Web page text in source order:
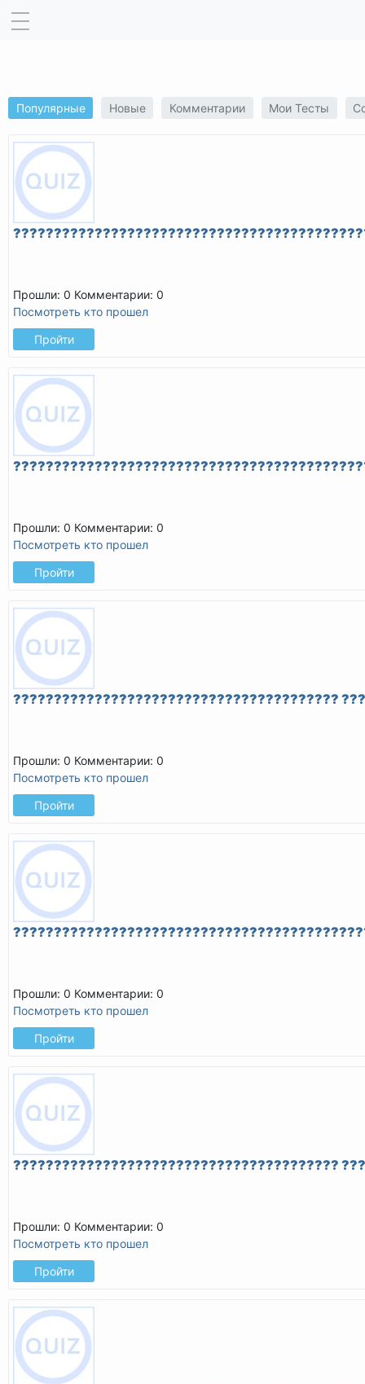
Популярные Новые Комментарии Мои Тесты
Прошли: 0 Комментарии: 0
Посмотреть кто прошел
Пройти
Прошли: 0 Комментарии: 0
Посмотреть кто прошел
Пройти
????????????????????????????????????????
Прошли: 0 Комментарии: 0
Посмотреть кто прошел
Пройти
Прошли: 0 Комментарии: 0
Посмотреть кто прошел
Пройти
????????????????????????????????????????
Прошли: 0 Комментарии: 0
Посмотреть кто прошел
Пройти